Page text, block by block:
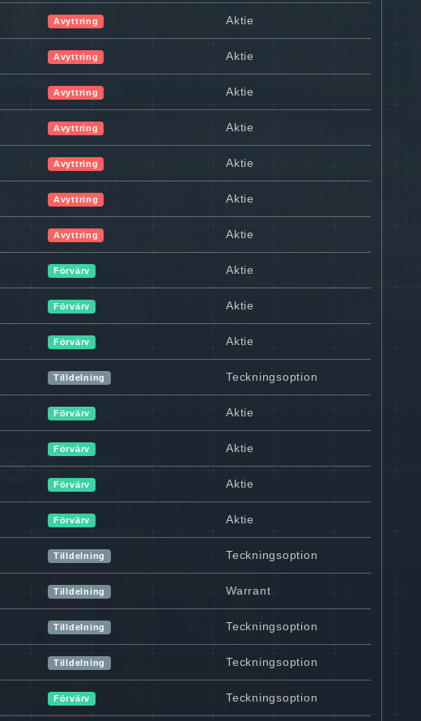
Avyttring Aktie
Avyttring Aktie
Avyttring Aktie
Avyttring Aktie
Avyttring Aktie
Avyttring Aktie
Avyttring Aktie
Förvärv Aktie
Förvärv Aktie
Förvärv Aktie
Tilldelning Teckningsoption
Förvärv Aktie
Förvärv Aktie
Förvärv Aktie
Förvärv Aktie
Tilldelning Teckningsoption
Tilldelning Warrant
Tilldelning Teckningsoption
Tilldelning Teckningsoption
Förvärv Teckningsoption